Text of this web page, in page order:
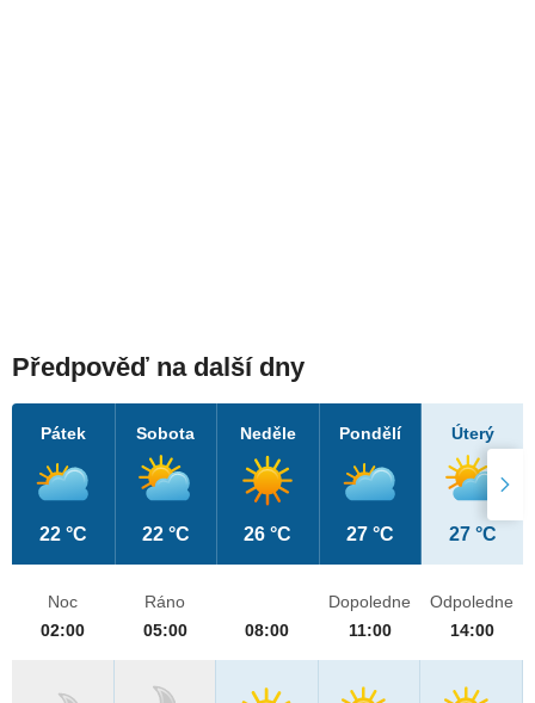
Předpověď na další dny
Pátek
22 °C
Sobota
22 °C
Neděle
26 °C
Pondělí
27 °C
Úterý
27 °C
Noc
02:00
Ráno
05:00
08:00
Dopoledne
11:00
Odpoledne
14:00